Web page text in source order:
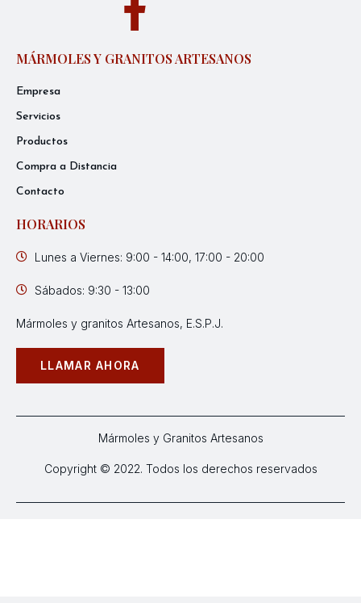
MÁRMOLES Y GRANITOS ARTESANOS
Empresa
Servicios
Productos
Compra a Distancia
Contacto
HORARIOS
Lunes a Viernes: 9:00 - 14:00, 17:00 - 20:00
Sábados: 9:30 - 13:00
Mármoles y granitos Artesanos, E.S.P.J.
LLAMAR AHORA
Mármoles y Granitos Artesanos
Copyright © 2022. Todos los derechos reservados